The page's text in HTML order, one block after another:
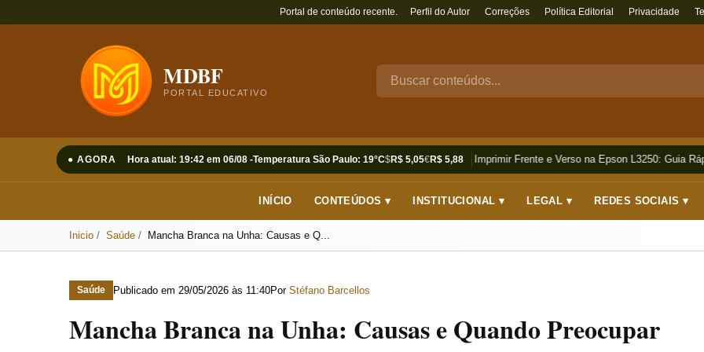
Portal de conteúdo recente. Perfil do Autor Correções Política Editorial Privacidade
MDBF
PORTAL EDUCATIVO
● AGORA Hora atual: 19:42 em 06/08 -Temperatura São Paulo: 19°C$R$ 5,05€R$ 5,88
Como Imprimir Frente e Verso na Epson L3250: Guia
INÍCIO CONTEÚDOS ▾ INSTITUCIONAL ▾ LEGAL ▾ REDES SOCIAIS ▾
Inicio Saúde Mancha Branca na Unha: Causas e Q...
Saúde Publicado em 29/05/2026 às 11:40Por Stéfano Barcellos
Mancha Branca na Unha: Causas e Quando Preocupar